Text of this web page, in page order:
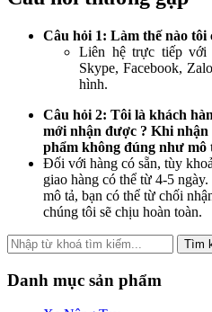
Câu hỏi 1: Làm thế nào tôi
Liên hệ trực tiếp với
Skype, Facebook,
hình.
Câu hỏi 2: Tôi là khách
mới nhận được ? Khi nhận
phẩm không đúng như mô
Đối với hàng có sẵn, tùy
giao hàng có thể từ 4-5
mô tả, bạn có thể từ chối
chúng tôi sẽ chịu hoàn toàn.
Tìm
Danh mục sản phẩm